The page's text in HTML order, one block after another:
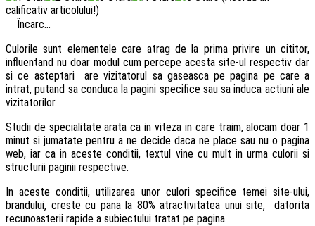
calificativ articolului!)
Încarc...
Culorile sunt elementele care atrag de la prima privire un cititor,
influentand nu doar modul cum percepe acesta site-ul respectiv dar
si ce asteptari are vizitatorul sa gaseasca pe pagina pe care a
intrat, putand sa conduca la pagini specifice sau sa induca actiuni ale
vizitatorilor.
Studii de specialitate arata ca in viteza in care traim, alocam doar 1
minut si jumatate pentru a ne decide daca ne place sau nu o pagina
web, iar ca in aceste conditii, textul vine cu mult in urma culorii si
structurii paginii respective.
In aceste conditii, utilizarea unor culori specifice temei site-ului,
brandului, creste cu pana la 80% atractivitatea unui site, datorita
recunoasterii rapide a subiectului tratat pe pagina.